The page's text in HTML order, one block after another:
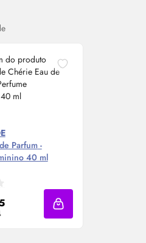
Parfum-
40 ml
Adicionar à sacola